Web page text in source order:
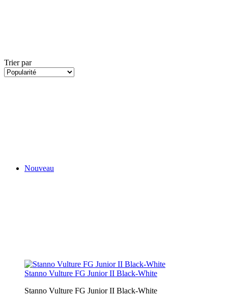
Trier par
Nouveau
Stanno Vulture FG Junior II Black-White
Stanno Vulture FG Junior II Black-White